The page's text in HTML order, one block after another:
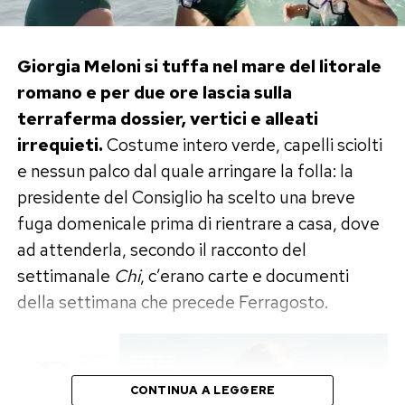
raccontato all’epoca.
Da allora l’attore ha scelto di proteggere con
maggiore attenzione la propria sfera privata,
evitando di commentare indiscrezioni
sentimentali e preferendo che l’attenzione resti
concentrata soprattutto sul lavoro.
Una carriera internazionale e una
vita sempre sotto i riflettori
Il successo internazionale conquistato con
ha trasformato Michele Morrone in uno
rendendo inevitabile anche un’attenzione
costante sulla sua vita personale.
Sempre secondo la ricostruzione degli
investigatori, poco prima del controllo l’ex
cavaliere avrebbe tentato di acquistare un altro
biglietto utilizzando lo stesso sistema,
circostanza che avrebbe aggravato la sua
posizione.
Le accuse formulate nei suoi confronti sono
quelle dipossesso di documenti falsie
truffa ai danni di una compagnia di
navigazione. Sarà ora l’autorità giudiziaria a
valutare le responsabilità dell’uomo nel
Chi è Rosario Ibello
Giorgia Meloni si tuffa nel mare del litorale
romano e per due ore lascia sulla
terraferma dossier, vertici e alleati
irrequieti.Costume intero verde, capelli sciolti
e nessun palco dal quale arringare la folla: la
presidente del Consiglio ha scelto una breve
fuga domenicale prima di rientrare a casa, dove
ad attenderla, secondo il racconto del
settimanale Chi, c’erano carte e documenti
della settimana che precede Ferragosto.
CONTINUA A LEGGERE